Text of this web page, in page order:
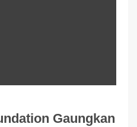
Gaungkan